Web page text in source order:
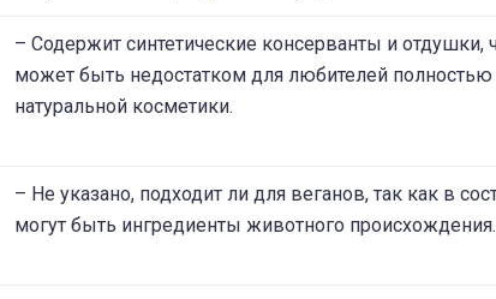
– Содержит синтетические консерванты и отдушки,
может быть недостатком для любителей полностью
натуральной косметики.
– Не указано, подходит ли для веганов, так как в
могут быть ингредиенты животного происхождения.